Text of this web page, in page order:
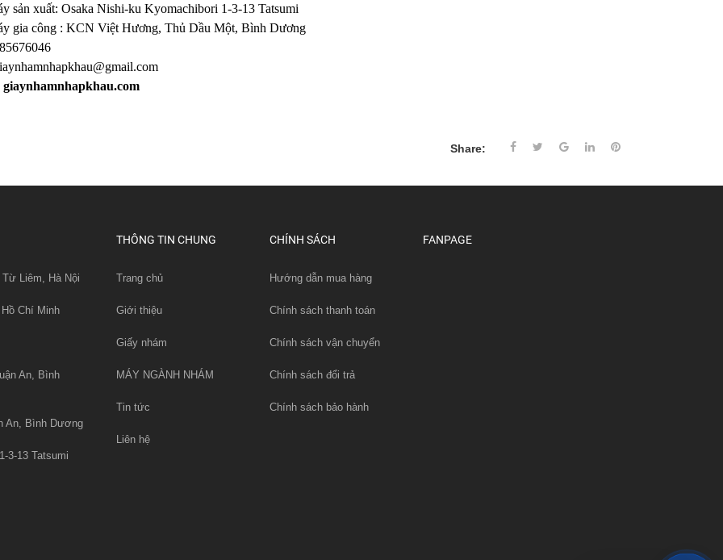
sản xuất: Osaka Nishi-ku Kyomachibori 1-3-13 Tatsumi
gia công : KCN Việt Hương, Thủ Dầu Một, Bình Dương
giaynhamnhapkhau.com
Share:
Liêm, Hà Nội
Chí Minh
An, Bình
An, Bình Dương
3-13 Tatsumi
THÔNG TIN CHUNG
Trang chủ
Giới thiệu
Giấy nhám
MÁY NGÀNH NHÁM
Tin tức
Liên hệ
CHÍNH SÁCH
Hướng dẫn mua hàng
Chính sách thanh toán
Chính sách vận chuyển
Chính sách đổi trả
Chính sách bảo hành
FANPAGE